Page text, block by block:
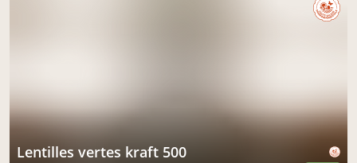
lentilles vertes kraft 500